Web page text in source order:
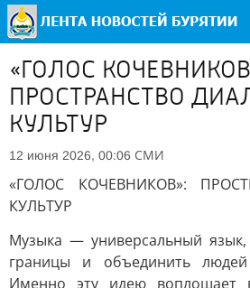
«ГОЛОС
ПРОСТРАНСТВО
КУЛЬТУР
12 июня 2026, 00:06 СМИ
«ГОЛОС КОЧЕВНИКОВ»:
КУЛЬТУР
Музыка — универсальный язык,
границы и объединить
Именно эту идею воплощает